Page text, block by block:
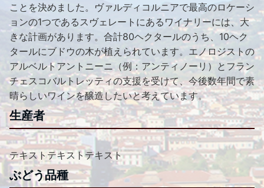
ことを決めました。ヴァルディコルニアで最高のロケーシ
ョンの1つであるスヴェレートにあるワイナリーには、大
きな計画があります。合計80ヘクタールのうち、10ヘク
タールにブドウの木が植えられています。エノロジストの
アルベルトアントニーニ（例：アンティノーリ）とフラン
チェスコバルトレッティの支援を受けて、今後数年間で素
晴らしいワインを醸造したいと考えています。
生産者
テキストテキストテキスト
ぶどう品種